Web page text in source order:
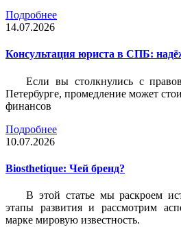
Подробнее
14.07.2026
Консультация юриста в СПБ:
Если вы столкнулись с
Петербурге, промедление может
финансов
Подробнее
10.07.2026
Biosthetique: Чей бренд?
В этой статье мы раскроем
этапы развития и рассмотрим
марке мировую известность.